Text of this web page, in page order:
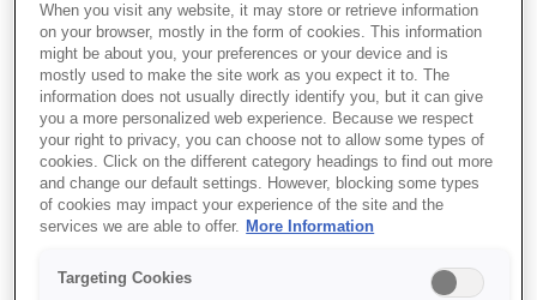
Intelligent Terminal,
16GB SSD, LE,
WPR7, Black, EU
Best for under-counter POS
setups that need a compact,
front-loading thermal receipt
printer.
When you visit any website, it may store or retrieve information
on your browser, mostly in the form of cookies. This information
might be about you, your preferences or your device and is
mostly used to make the site work as you expect it to. The
information does not usually directly identify you, but it can give
you a more personalized web experience. Because we respect
your right to privacy, you can choose not to allow some types of
cookies. Click on the different category headings to find out more
and change our default settings. However, blocking some types
of cookies may impact your experience of the site and the
services we are able to offer.
More Information
Targeting Cookies